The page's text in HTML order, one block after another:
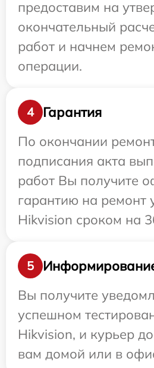
предоставим на
окончательный
работ и начнем
операции.
4
Гарантия
По окончании
подписания акта
работ Вы получите
гарантию на ремонт
Hikvision сроком на
5
Вы получите
успешном
Hikvision, и курьер
вам домой или в